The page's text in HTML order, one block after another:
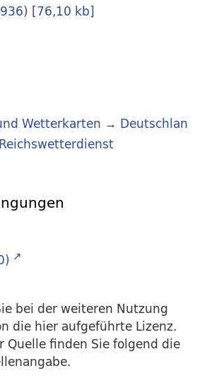
[76,10 kb]
Wetterkarten → Deutschlan
bei der weiteren Nutzung
die hier aufgeführte Lizenz.
finden Sie folgend die